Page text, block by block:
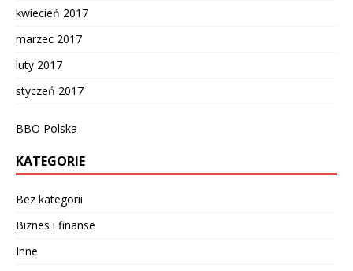
kwiecień 2017
marzec 2017
luty 2017
styczeń 2017
BBO Polska
KATEGORIE
Bez kategorii
Biznes i finanse
Inne